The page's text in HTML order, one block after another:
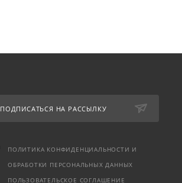
ПОДПИСАТЬСЯ НА РАССЫЛКУ
ПОЛИТИКА КОНФИДЕНЦИАЛЬНОСТИ И
ОБРАБОТКИ ПЕРСОНАЛЬНЫХ ДАННЫХ
ПОЛЬЗОВАТЕЛЬСКОЕ СОГЛАШЕНИЕ